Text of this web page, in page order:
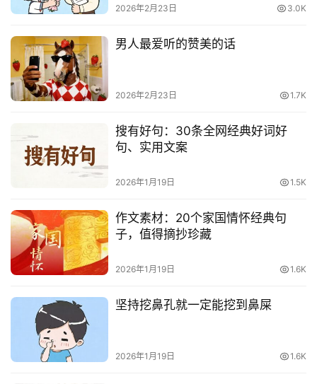
热
词
电
词
词
语
2026年2月23日 3.0K
男人最爱听的赞美的话
2026年2月23日 1.7K
搜有好句：30条全网经典好词好
句、实用文案
2026年1月19日 1.5K
作文素材：20个家国情怀经典句
子，值得摘抄珍藏
2026年1月19日 1.6K
坚持挖鼻孔就一定能挖到鼻屎
2026年1月19日 1.6K